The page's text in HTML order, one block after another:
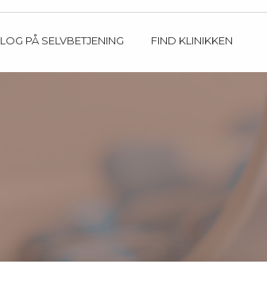
LOG PÅ SELVBETJENING FIND KLINIKKEN